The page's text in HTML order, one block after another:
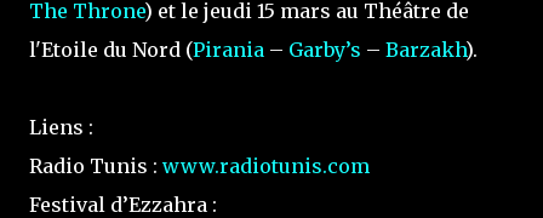
The Throne) et le jeudi 15 mars au Théâtre de
l'Etoile du Nord (Pirania – Garby’s – Barzakh).
Liens :
Radio Tunis : www.radiotunis.com
Festival d’Ezzahra :